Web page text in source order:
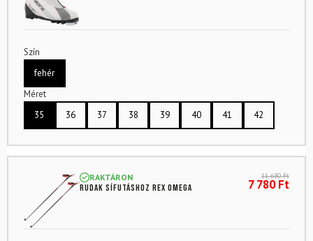
Szín
fehér
Méret
35
36 37 38 39 40 41 42
RAKTÁRON
Rudak sífutáshoz REX Omega
11 680Ft
7 780Ft